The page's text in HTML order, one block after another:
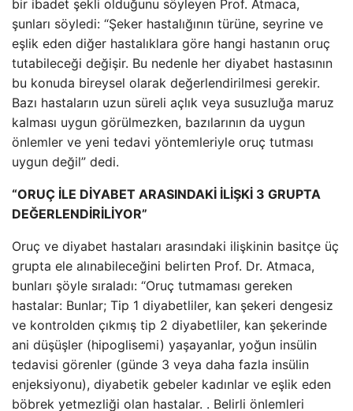
bir ibadet şekli olduğunu söyleyen Prof. Atmaca,
şunları söyledi: “Şeker hastalığının türüne, seyrine ve
eşlik eden diğer hastalıklara göre hangi hastanın oruç
tutabileceği değişir. Bu nedenle her diyabet hastasının
bu konuda bireysel olarak değerlendirilmesi gerekir.
Bazı hastaların uzun süreli açlık veya susuzluğa maruz
kalması uygun görülmezken, bazılarının da uygun
önlemler ve yeni tedavi yöntemleriyle oruç tutması
uygun değil” dedi.
“ORUÇ İLE DİYABET ARASINDAKİ İLİŞKİ 3 GRUPTA
DEĞERLENDİRİLİYOR”
Oruç ve diyabet hastaları arasındaki ilişkinin basitçe üç
grupta ele alınabileceğini belirten Prof. Dr. Atmaca,
bunları şöyle sıraladı: “Oruç tutmaması gereken
hastalar: Bunlar; Tip 1 diyabetliler, kan şekeri dengesiz
ve kontrolden çıkmış tip 2 diyabetliler, kan şekerinde
ani düşüşler (hipoglisemi) yaşayanlar, yoğun insülin
tedavisi görenler (günde 3 veya daha fazla insülin
enjeksiyonu), diyabetik gebeler kadınlar ve eşlik eden
böbrek yetmezliği olan hastalar. . Belirli önlemleri